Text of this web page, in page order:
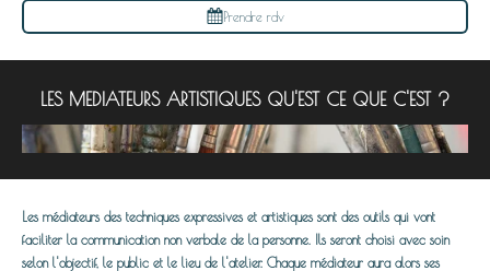
Prendre rdv
LES MEDIATEURS ARTISTIQUES QU'EST CE QUE C'EST ?
Les médiateurs des techniques expressives et artistiques sont des outils qui vont
faciliter la communication non verbale de la personne. Ils seront choisi avec soin
selon l'objectif, le public et le lieu de l'atelier. Chaque médiateur aura alors ses